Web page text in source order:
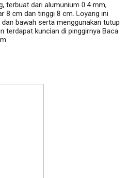
terbuat dari alumunium 0.4 mm,
8 cm dan tinggi 8 cm. Loyang ini
bawah serta menggunakan tutup
terdapat kuncian di pinggirnya Baca